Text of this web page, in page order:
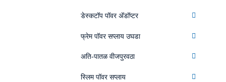
डेस्कटॉप पॉवर अ‍ॅडॉप्टर
फ्रेम पॉवर सप्लाय उघडा
अति-पातळ वीजपुरवठा
स्लिम पॉवर सप्लाय